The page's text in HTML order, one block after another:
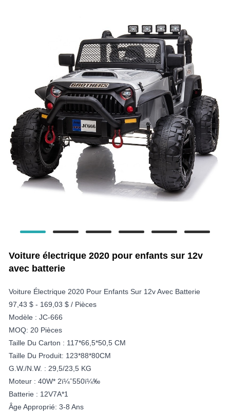
Voiture électrique 2020 pour enfants sur 12v
avec batterie
Voiture Électrique 2020 Pour Enfants Sur 12v Avec Batterie
97,43 $ - 169,03 $ / Pièces
Modèle : JC-666
MOQ: 20 Pièces
Taille Du Carton : 117*66,5*50,5 CM
Taille Du Produit: 123*88*80CM
G.W./N.W. : 29,5/23,5 KG
Moteur : 40W* 2ï¼ˆ550ï¼‰
Batterie : 12V7A*1
Âge Approprié: 3-8 Ans